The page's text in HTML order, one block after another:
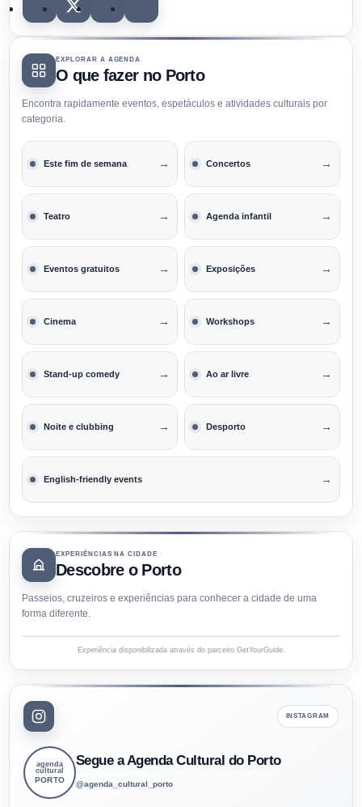
EXPLORAR A AGENDA
O que fazer no Porto
Encontra rapidamente eventos, espetáculos e atividades culturais por
categoria.
Este fim de semana → Concertos →
Teatro → Agenda infantil →
Eventos gratuitos → Exposições →
Cinema → Workshops →
Stand-up comedy → Ao ar livre →
Noite e clubbing → Desporto →
English-friendly events →
EXPERIÊNCIAS NA CIDADE
Descobre o Porto
Passeios, cruzeiros e experiências para conhecer a cidade de uma
forma diferente.
Experiência disponibilizada através do parceiro GetYourGuide.
INSTAGRAM
agenda
cultural
PORTO
Segue a Agenda Cultural do Porto
@agenda_cultural_porto